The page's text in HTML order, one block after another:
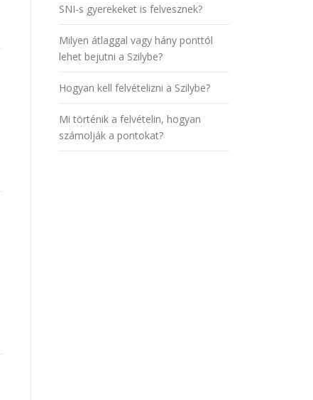
SNI-s gyerekeket is felvesznek?
Milyen átlaggal vagy hány ponttól
lehet bejutni a Szilybe?
Hogyan kell felvételizni a Szilybe?
Mi történik a felvételin, hogyan
számolják a pontokat?